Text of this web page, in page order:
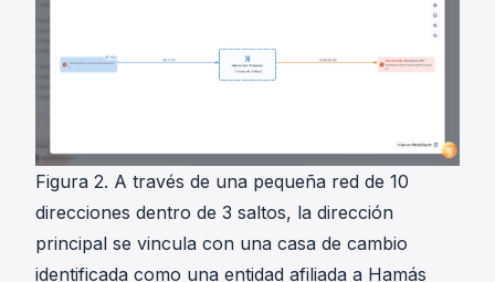
Figura 2. A través de una pequeña red de 10
direcciones dentro de 3 saltos, la dirección
principal se vincula con una casa de cambio
identificada como una entidad afiliada a Hamás